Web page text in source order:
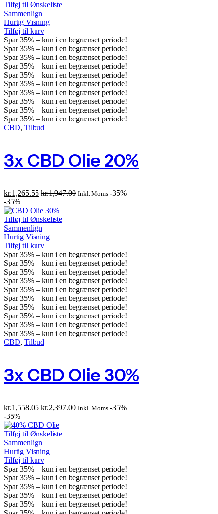
Tilføj til Ønskeliste
Sammenlign
Hurtig Visning
Tilføj til kurv
Spar35% – kun i en begrænset periode!
Spar35% – kun i en begrænset periode!
Spar35% – kun i en begrænset periode!
Spar35% – kun i en begrænset periode!
Spar35% – kun i en begrænset periode!
Spar35% – kun i en begrænset periode!
Spar35% – kun i en begrænset periode!
Spar35% – kun i en begrænset periode!
Spar35% – kun i en begrænset periode!
Spar35% – kun i en begrænset periode!
CBD, Tilbud
3x CBD Olie 20%
kr.1,265.55 kr.1,947.00 Inkl. Moms -35%
-35%
Tilføj til Ønskeliste
Sammenlign
Hurtig Visning
Tilføj til kurv
Spar35% – kun i en begrænset periode!
Spar35% – kun i en begrænset periode!
Spar35% – kun i en begrænset periode!
Spar35% – kun i en begrænset periode!
Spar35% – kun i en begrænset periode!
Spar35% – kun i en begrænset periode!
Spar35% – kun i en begrænset periode!
Spar35% – kun i en begrænset periode!
Spar35% – kun i en begrænset periode!
Spar35% – kun i en begrænset periode!
CBD, Tilbud
3x CBD Olie 30%
kr.1,558.05 kr.2,397.00 Inkl. Moms -35%
-35%
Tilføj til Ønskeliste
Sammenlign
Hurtig Visning
Tilføj til kurv
Spar35% – kun i en begrænset periode!
Spar35% – kun i en begrænset periode!
Spar35% – kun i en begrænset periode!
Spar35% – kun i en begrænset periode!
Spar35% – kun i en begrænset periode!